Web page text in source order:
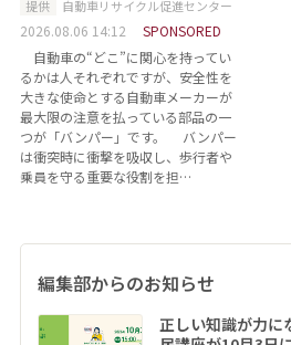
提供 自動車リサイクル促進センター
2026.08.06 14:12
SPONSORED
自動車の“どこ”に関心を持ってい
るかは人それぞれですが、安全性を
大きな使命とする自動車メーカーが
最大限の注意を払っている部品の一
つが「バンパー」です。 バンパー
は衝突時に衝撃を吸収し、歩行者や
乗員を守る重要な役割を担…
編集部からのお知らせ
正しい知識が力